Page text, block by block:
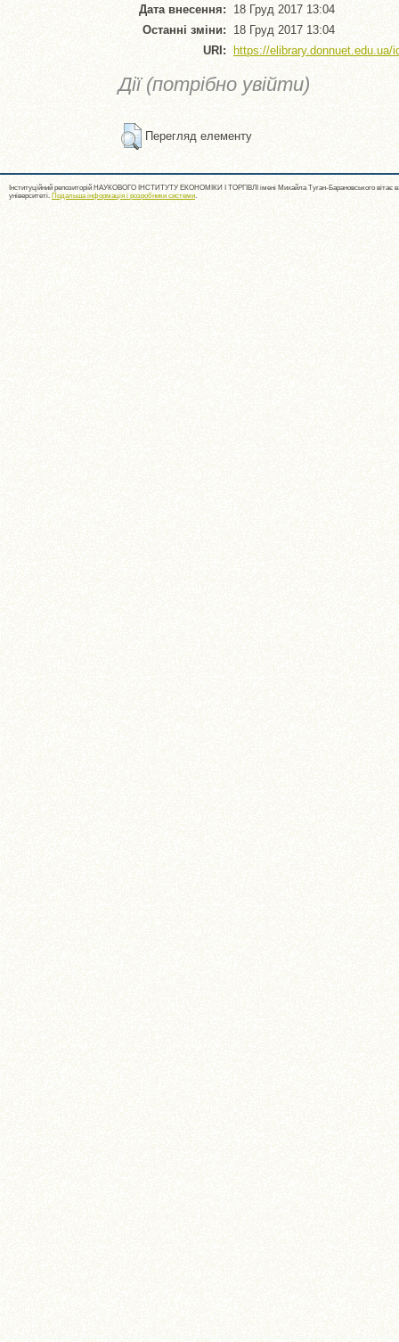
Дата внесення: 18 Груд 2017 13:04
Останні зміни: 18 Груд 2017 13:04
URI:
https://elibrary.donnuet.edu.ua/
Дії (потрібно увійти)
Перегляд елементу
Інституційний репозиторій НАУКОВОГО ІНСТИТУТУ ЕКОНОМІКИ І ТОРГІВЛІ імені Михайла Туган-Барановського вітає
університеті. Подальша інформація і розробники системи